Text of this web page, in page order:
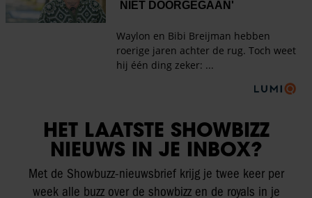
HET LAATSTE SHOWBIZZ
NIEUWS IN JE INBOX?
Met de Showbuzz-nieuwsbrief krijg je twee keer per
week alle buzz over de showbizz en de royals in je